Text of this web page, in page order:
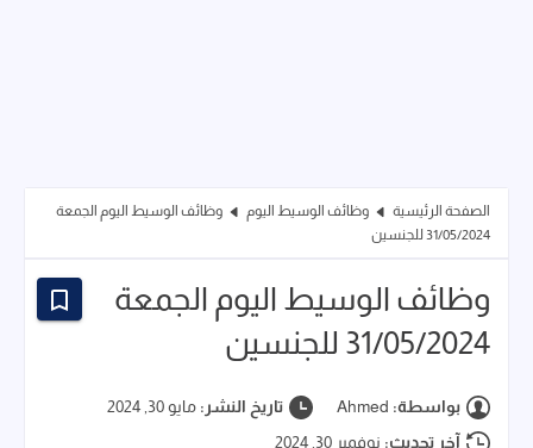
الصفحة الرئيسية وظائف الوسيط اليوم
وظائف الوسيط اليوم الجمعة
31/05/2024 للجنسين
وظائف الوسيط اليوم الجمعة
31/05/2024 للجنسين
بواسطة: Ahmed تاريخ النشر: مايو 30, 2024
آخر تحديث: نوفمبر 30, 2024